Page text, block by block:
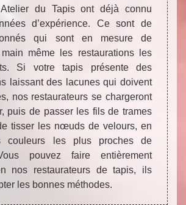
Atelier du Tapis ont déjà connu
d’expérience. Ce sont de
qui sont en mesure de
même les restaurations les
Si votre tapis présente des
laissant des lacunes qui doivent
nos restaurateurs se chargeront
puis de passer les fils de trames
tisser les nœuds de velours, en
couleurs les plus proches de
pouvez faire entièrement
nos restaurateurs de tapis, ils
les bonnes méthodes.